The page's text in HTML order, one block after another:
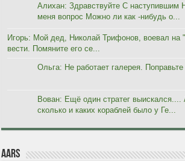
Алихан: Здравствуйте С наступившим
меня вопрос Можно ли как -нибудь о...
Игорь: Мой дед, Николай Трифонов, воевал на
вести. Помяните его се...
Ольга: Не работает галерея. Поправьте
Вован: Ещё один стратег выискался....
сколько и каких кораблей было у Ге...
AARs